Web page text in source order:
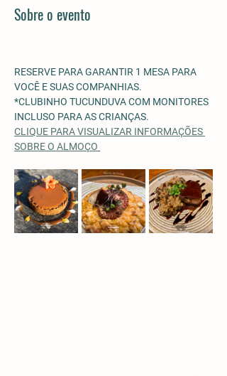
Sobre o evento
RESERVE PARA GARANTIR 1 MESA PARA
VOCÊ E SUAS COMPANHIAS.
*CLUBINHO TUCUNDUVA COM MONITORES
INCLUSO PARA AS CRIANÇAS.
CLIQUE PARA VISUALIZAR INFORMAÇÕES
SOBRE O ALMOÇO